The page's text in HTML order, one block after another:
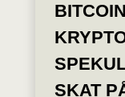
SKAT